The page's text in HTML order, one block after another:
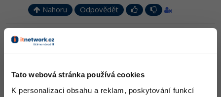
Tato webová stránka používá cookies
K personalizaci obsahu a reklam, poskytování funkcí
Adobe Illustrator -80%
-30%
Adobe XD -15%
Adobe InDesign -25%
Kariéra Nahoru Odpovědět
Petr Čech
Nahoru Odpovědět